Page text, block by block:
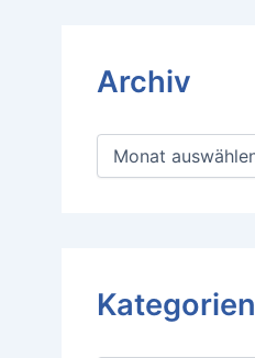
Archiv
A
Kategorien